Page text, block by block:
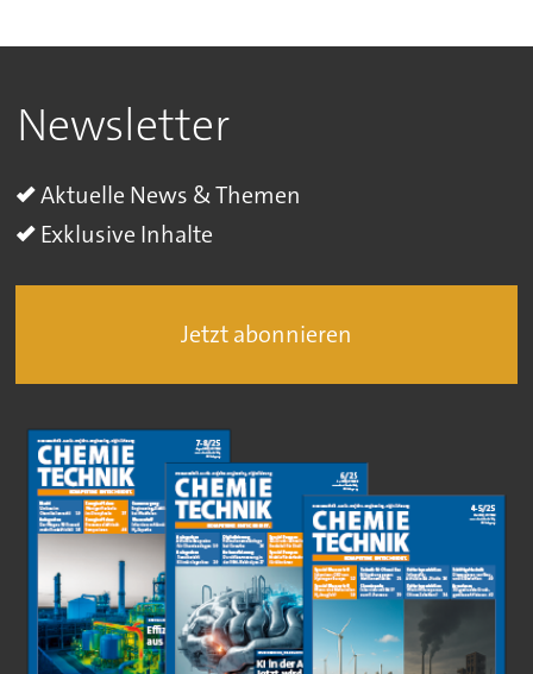
Newsletter
Aktuelle News & Themen
Exklusive Inhalte
Jetzt abonnieren